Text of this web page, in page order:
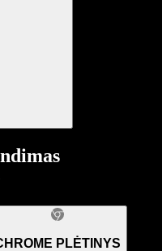
PLĖTINYS